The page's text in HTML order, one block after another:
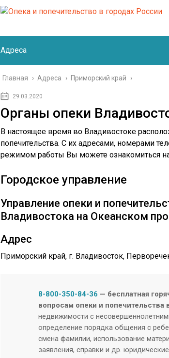
Адреса
Главная › Адреса › Приморский край ›
29.03.2020
Органы опеки
В настоящее время во Владивостоке
попечительства. С их адресами, номерами
режимом работы Вы можете ознакомиться
Городское управление
Управление опеки и
Владивостока на Океанском
Адрес
Приморский край, г. Владивосток,
8-800-350-84-36 — бесплатная
вопросам опеки и попечительства
недвижимости с
определение порядка общения с
смена фамилии, использование
заявления, справки и др.